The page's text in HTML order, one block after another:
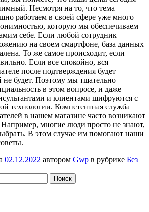
Несмотря на то, что тема
работаем в своей сфере уже много
которую мы обеспечиваем
себе. Если любой сотрудник
на своем смартфоне, база данных
То же самое происходит, если
Если все спокойно, вся
после подтверждения будет
не будет. Поэтому мы тщательно
в этом вопросе, и даже
и клиентами шифруются с
технологии. Компетентная служба
в нашем магазине часто возникают
многие люди просто не знают,
В этом случае им помогают наши
02.12.2022 автором Gwp в рубрике Без